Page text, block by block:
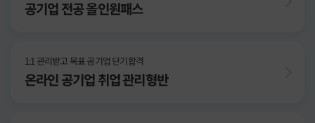
공기업 전공 올인원패스
1:1 관리받고 목표 공기업 단기합격
온라인 공기업 취업 관리형반